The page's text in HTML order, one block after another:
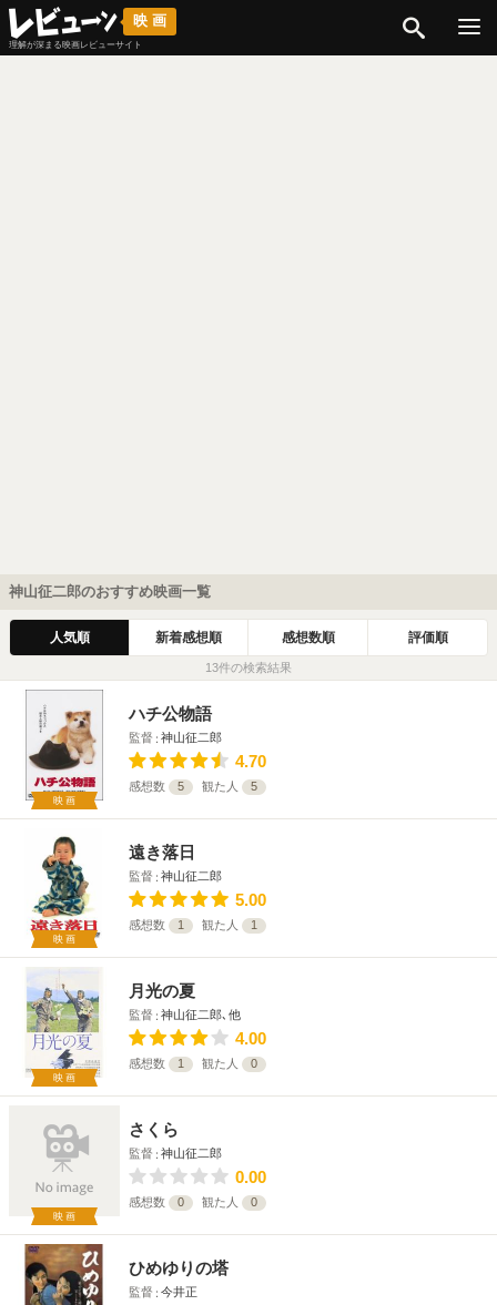
映画
理解が深まる映画レビューサイト
神山征二郎のおすすめ映画一覧
人気順 新着感想順 感想数順 評価順
13件の検索結果
映画
ハチ公物語
監督 神山征二郎
4.70
感想数 5 観た人 5
映画
遠き落日
監督 神山征二郎
5.00
感想数 1 観た人 1
映画
月光の夏
監督 神山征二郎､他
4.00
感想数 1 観た人 0
映画
さくら
監督 神山征二郎
0.00
感想数 0 観た人 0
ひめゆりの塔
監督 今井正